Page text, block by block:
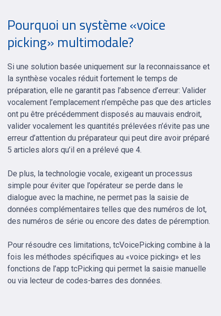
Pourquoi un système «voice
picking» multimodale?
Si une solution basée uniquement sur la reconnaissance et
la synthèse vocales réduit fortement le temps de
préparation, elle ne garantit pas l’absence d’erreur: Valider
vocalement l’emplacement n’empêche pas que des articles
ont pu être précédemment disposés au mauvais endroit,
valider vocalement les quantités prélevées n’évite pas une
erreur d’attention du préparateur qui peut dire avoir préparé
5 articles alors qu’il en a prélevé que 4.
De plus, la technologie vocale, exigeant un processus
simple pour éviter que l’opérateur se perde dans le
dialogue avec la machine, ne permet pas la saisie de
données complémentaires telles que des numéros de lot,
des numéros de série ou encore des dates de péremption.
Pour résoudre ces limitations, tcVoicePicking combine à la
fois les méthodes spécifiques au «voice picking» et les
fonctions de l’app tcPicking qui permet la saisie manuelle
ou via lecteur de codes-barres des données.